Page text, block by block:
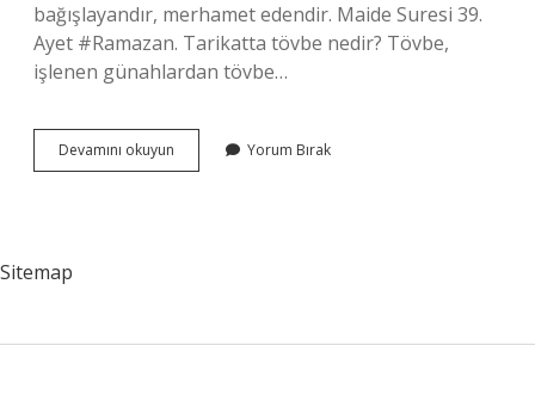
bağışlayandır, merhamet edendir. Maide Suresi 39.
Ayet #Ramazan. Tarikatta tövbe nedir? Tövbe,
işlenen günahlardan tövbe…
Devamını okuyun
Kime
Yorum Bırak
Sitemap